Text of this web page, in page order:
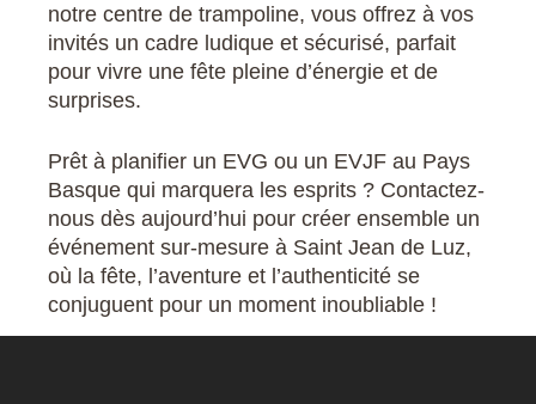
notre centre de trampoline, vous offrez à vos
invités un cadre ludique et sécurisé, parfait
pour vivre une fête pleine d’énergie et de
surprises.
Prêt à planifier un EVG ou un EVJF au Pays
Basque qui marquera les esprits ? Contactez-
nous dès aujourd’hui pour créer ensemble un
événement sur-mesure à Saint Jean de Luz,
où la fête, l’aventure et l’authenticité se
conjuguent pour un moment inoubliable !